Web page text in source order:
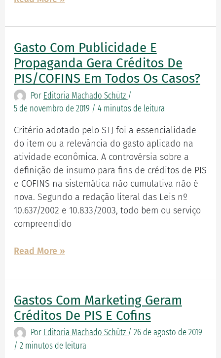
de
Gasto Com Publicidade E
Propaganda Gera Créditos De
PIS/COFINS Em Todos Os Casos?
Por Editoria Machado Schütz /
5 de novembro de 2019 / 4 minutos de leitura
Critério adotado pelo STJ foi a essencialidade
do item ou a relevância do gasto aplicado na
atividade econômica. A controvérsia sobre a
definição de insumo para fins de créditos de PIS
e COFINS na sistemática não cumulativa não é
nova. Segundo a redação literal das Leis nº
10.637/2002 e 10.833/2003, todo bem ou serviço
compreendido
Gasto
com
publicidade
e
propaganda
gera
créditos
de
PIS/COFINS
em
todos
os
casos?
Read More »
Gastos Com Marketing Geram
Créditos De PIS E Cofins
Por Editoria Machado Schütz / 26 de agosto de 2019
/ 2 minutos de leitura
Gastos
com
marketing
geram
créditos